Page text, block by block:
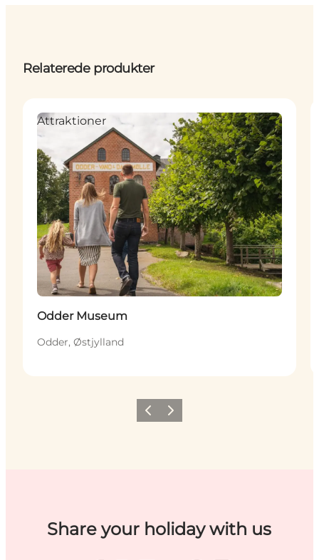
Relaterede produkter
Attraktioner
Odder Museum
Odder, Østjylland
ForrigeNæste
Share your holiday with us